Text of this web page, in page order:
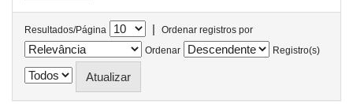
Resultados/Página |
Ordenar registros por
Ordenar
Registro(s)